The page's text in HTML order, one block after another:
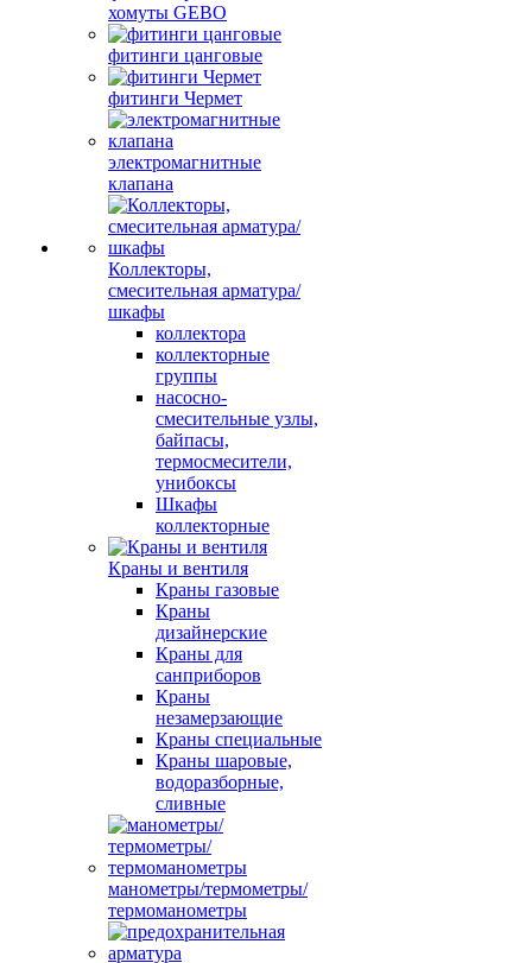
хомуты GEBO
фитинги цанговые
фитинги Чермет
электромагнитные
клапана
Коллекторы,
смесительная арматура/
шкафы
коллектора
коллекторные
группы
насосно-
смесительные узлы,
байпасы,
термосмесители,
унибоксы
Шкафы
коллекторные
Краны и вентиля
Краны газовые
Краны
дизайнерские
Краны для
санприборов
Краны
незамерзающие
Краны специальные
Краны шаровые,
водоразборные,
сливные
манометры/термометры/
термоманометры